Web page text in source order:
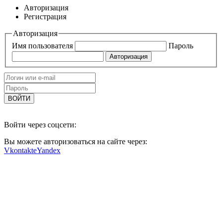
Авторизация
Регистрация
Авторизация
Имя пользователя
Пароль
Войти через соцсети:
Вы можете авторизоваться на сайте через:
VkontakteYandex